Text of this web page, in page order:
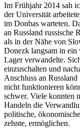
Im Früh­jahr 2014 sah
der Uni­ver­si­tät
im Donbas war­te­ten.
an Russ­land rus­si­sche
als in der Nähe von
Donezk langsam in ein
Lager ver­wan­delte.
ein­zu­schal­ten und
Anschluss an
nicht funk­tio­nie­ren
schwer. Viele konnten
Handeln die
poli­ti­sche,
zehnte, ermöglichen.